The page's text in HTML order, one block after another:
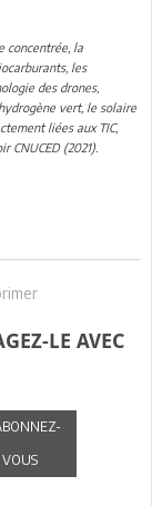
concentrée, la
les
des drones,
vert, le solaire
liées aux TIC,
CNUCED (2021).
LE AVEC
VOUS